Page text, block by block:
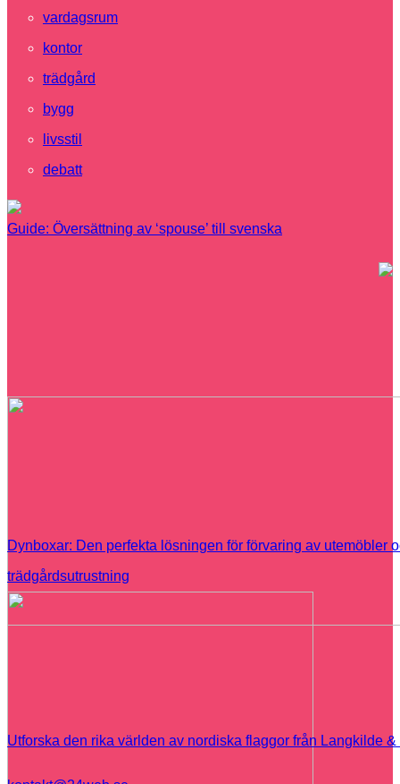
vardagsrum
kontor
trädgård
bygg
livsstil
debatt
Guide: Översättning av ‘spouse’ till svenska
Dynboxar: Den perfekta lösningen för förvaring av utemöbler
trädgårdsutrustning
Utforska den rika världen av nordiska flaggor från Langkilde